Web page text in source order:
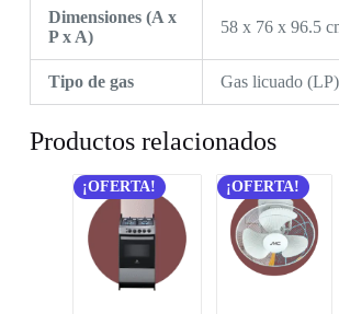
Dimensiones (A x
P x A)
58 x 76 x 96.5
Tipo de gas Gas licuado
Productos relacionados
¡OFERTA! ¡OFERTA!